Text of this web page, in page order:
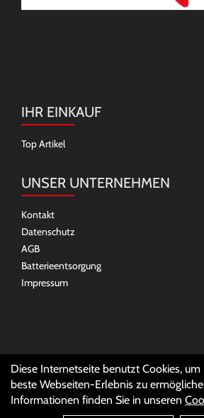
IHR EINKAUF
Top Artikel
UNSER UNTERNEHMEN
Kontakt
Datenschutz
AGB
Batterieentsorgung
Impressum
SOCIAL MEDIA
Diese Internetseite benutzt Cookies, um
beste Webseiten-Erlebnis zu
Informationen finden Sie in unseren